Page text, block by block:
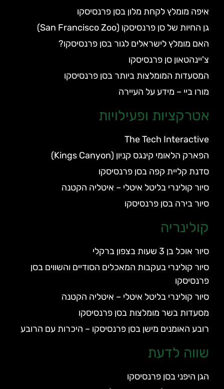
איפה מומלץ לקחת מלון בסן פרנסיסקו
גן החיות של סן פרנסיסקו (San Francisco Zoo)
האם מומלץ לישראלים לגור בסן פרנסיסקו?
צ'יינהטאון סן פרנסיסקו
המסעדות המומלצות ביותר בסן פרנסיסקו
מורו ביי – מידע על העיירה
אטרקציות ופעילויות
The Tech Interactive
הפארק הלאומי קינגס קניון (Kings Canyon)
סדנת קליית קפה בסן פרנסיסקו
סיור קולינרי בליטל איטלי – איטליה הקטנה
סיור בירה בסן פרנסיסקו
קולינריה
סיור אוכל בן 3 שעות בצפון ברקלי
סיור קולינרי בעקבות המאכלים הסודיים והשווים בסן
פרנסיסקו
סיור קולינרי בליטל איטלי – איטליה הקטנה
מסעדות בשר מומלצות בסן פרנסיסקו
רובע האומנים מישן בסן פרנסיסקו – היכרות עם הרובע
שווה לדעת
הגן היפני בסן פרנסיסקו